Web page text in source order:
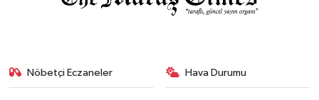
Nöbetçi Eczaneler Hava Durumu